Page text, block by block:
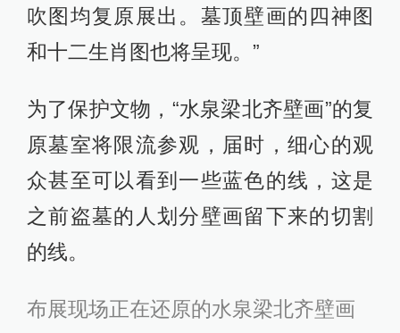
吹图均复原展出。墓顶壁画的四神图
和十二生肖图也将呈现。”
为了保护文物，“水泉梁北齐壁画”的复
原墓室将限流参观，届时，细心的观
众甚至可以看到一些蓝色的线，这是
之前盗墓的人划分壁画留下来的切割
的线。
布展现场正在还原的水泉梁北齐壁画